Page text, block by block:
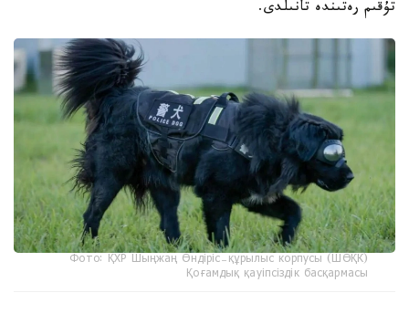
تۇقىم رەتىندە تانىلدى.
Фото: ҚХР Шыңжаң Өндіріс-құрылыс корпусы (ШӨҚК)
Қоғамдық қауіпсіздік басқармасы